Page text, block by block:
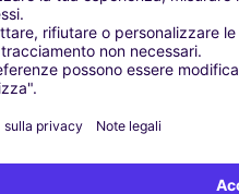
(C)